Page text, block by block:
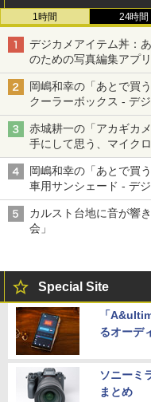
1時間 24時間
デジカメアイテム丼：
のための写真編集アプ
る「Filmator」
岡嶋和幸の「あとで買
クーラーボックス - デ
赤城耕一の「アカギカ
手にして思う、マイク
岡嶋和幸の「あとで買
車用サンシェード - デ
カルスト台地に音が響
会」
Special Site
「
るオーデ
ソニーミ
まとめ